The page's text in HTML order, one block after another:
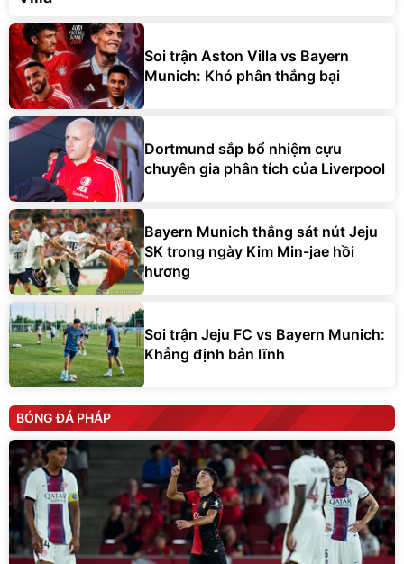
Soi trận Aston Villa vs Bayern
Munich: Khó phân thắng bại
Dortmund sắp bổ nhiệm cựu
chuyên gia phân tích của Liverpool
Bayern Munich thắng sát nút Jeju
SK trong ngày Kim Min-jae hồi
hương
Soi trận Jeju FC vs Bayern Munich:
Khẳng định bản lĩnh
BÓNG ĐÁ PHÁP